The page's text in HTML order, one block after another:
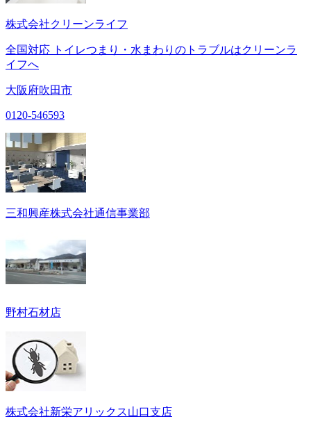
株式会社クリーンライフ
全国対応 トイレつまり・水まわりのトラブルはクリーンラ
イフへ
大阪府吹田市
0120-546593
三和興産株式会社通信事業部
野村石材店
株式会社新栄アリックス山口支店